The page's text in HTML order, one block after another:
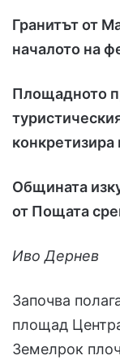
Гранитът от
началото на
Площадното
конкретизира
Общината
от Пощата
Иво Дернев
Започва
площад
Земелрок